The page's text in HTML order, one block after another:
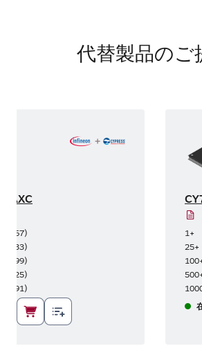
代替製品のご
)
)
)
)
)
1+
25+